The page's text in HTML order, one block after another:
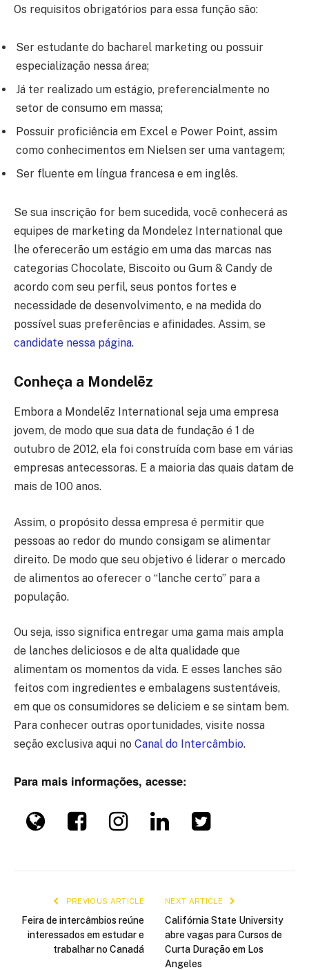
Os requisitos obrigatórios para essa função são:
Ser estudante do bacharel marketing ou possuir
especialização nessa área;
Já ter realizado um estágio, preferencialmente no
setor de consumo em massa;
Possuir proficiência em Excel e Power Point, assim
como conhecimentos em Nielsen ser uma vantagem;
Ser fluente em língua francesa e em inglês.
Se sua inscrição for bem sucedida, você conhecerá as
equipes de marketing da Mondelez International que
lhe oferecerão um estágio em uma das marcas nas
categorias Chocolate, Biscoito ou Gum & Candy de
acordo com seu perfil, seus pontos fortes e
necessidade de desenvolvimento, e na medida do
possível suas preferências e afinidades. Assim, se
candidate nessa página.
Conheça a Mondelēz
Embora a Mondelēz International seja uma empresa
jovem, de modo que sua data de fundação é 1 de
outubro de 2012, ela foi construída com base em várias
empresas antecessoras. E a maioria das quais datam de
mais de 100 anos.
Assim, o propósito dessa empresa é permitir que
pessoas ao redor do mundo consigam se alimentar
direito. De modo que seu objetivo é liderar o mercado
de alimentos ao oferecer o “lanche certo” para a
população.
Ou seja, isso significa entregar uma gama mais ampla
de lanches deliciosos e de alta qualidade que
alimentam os momentos da vida. E esses lanches são
feitos com ingredientes e embalagens sustentáveis,
em que os consumidores se deliciem e se sintam bem.
Para conhecer outras oportunidades, visite nossa
seção exclusiva aqui no Canal do Intercâmbio.
Para mais informações, acesse:
PREVIOUS ARTICLE
Feira de intercâmbios reúne
interessados em estudar e
trabalhar no Canadá
NEXT ARTICLE
Califórnia State University
abre vagas para Cursos de
Curta Duração em Los
Angeles